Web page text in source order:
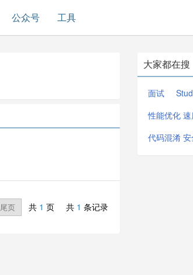
公众号 工具
尾页 共 1 页 共 1 条记录
大家都在搜
面试
性能优化
代码混淆